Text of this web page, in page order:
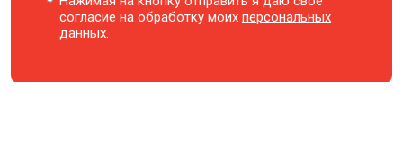
согласие на обработку моихперсональных
данных.